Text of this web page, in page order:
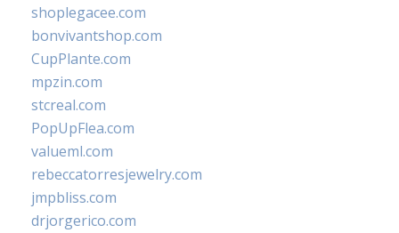
shoplegacee.com
bonvivantshop.com
CupPlante.com
mpzin.com
stcreal.com
PopUpFlea.com
valueml.com
rebeccatorresjewelry.com
jmpbliss.com
drjorgerico.com